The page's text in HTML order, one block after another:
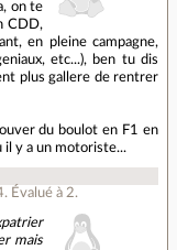
on te
CDD,
en pleine campagne,
etc...), ben tu dis
plus gallere de rentrer
du boulot en F1 en
il y a un motoriste...
. Évalué à 2.
mais